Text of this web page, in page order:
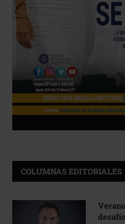
COLUMNAS EDITORIALES